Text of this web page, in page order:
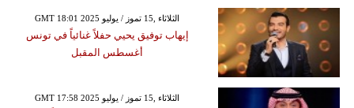
GMT 18:01 2025 الثلاثاء ,15 تموز / يوليو
إيهاب توفيق يحيي حفلاً غنائياً في تونس
أغسطس المقبل
GMT 17:58 2025 الثلاثاء ,15 تموز / يوليو